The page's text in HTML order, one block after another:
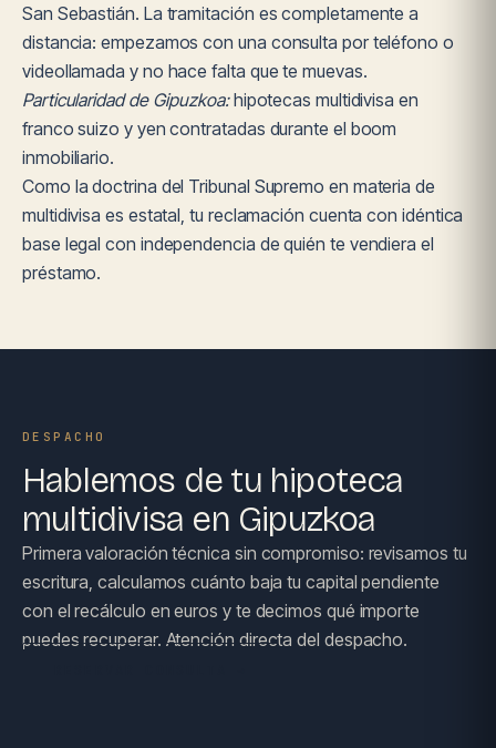
San Sebastián. La tramitación es completamente a
distancia: empezamos con una consulta por teléfono o
videollamada y no hace falta que te muevas.
Particularidad de Gipuzkoa:hipotecas multidivisa en
franco suizo y yen contratadas durante el boom
inmobiliario.
Como la doctrina del Tribunal Supremo en materia de
multidivisa es estatal, tu reclamación cuenta con idéntica
base legal con independencia de quién te vendiera el
préstamo.
DESPACHO
Hablemos de tu hipoteca
multidivisa en Gipuzkoa
Primera valoración técnica sin compromiso: revisamos tu
escritura, calculamos cuánto baja tu capital pendiente
con el recálculo en euros y te decimos qué importe
puedes recuperar. Atención directa del despacho.